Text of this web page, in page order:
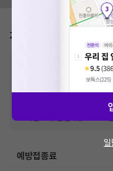
가격표
비급여 항목의 경우,추가비
한 가격은 해당 의료기관에 직
건강보험
격입니다. (진료와 연관된 복합
산정될 수 있는 점 참고 바랍니
예방접종료